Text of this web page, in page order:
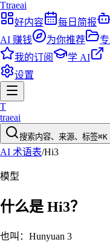
Ttraeai
好内容
每日简报
AI 赚钱
为你推荐
我的订阅
学 AI
设置
T
traeai
搜索内容、来源、标签⌘K
AI 术语表/Hi3
模型
什么是 Hi3？
也叫： Hunyuan 3